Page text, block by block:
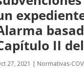
II
27, 2021 | Normativas-